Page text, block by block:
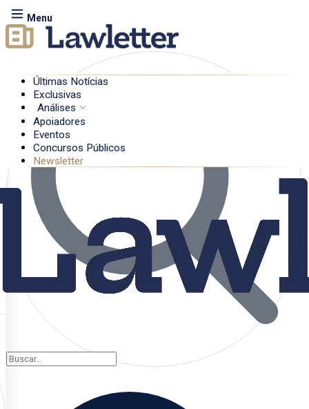
Menu
Últimas Notícias
Exclusivas
Análises
Apoiadores
Eventos
Concursos Públicos
Newsletter